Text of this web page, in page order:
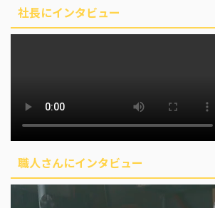
社長にインタビュー
職人さんにインタビュー